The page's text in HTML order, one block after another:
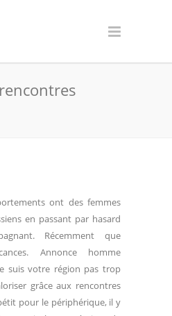
ont des femmes
en passant par hasard
Récemment que
Annonce homme
suis votre région pas trop
grâce aux rencontres
pour le périphérique, il y